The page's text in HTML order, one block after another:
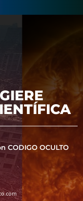
CODIGO OCULTO